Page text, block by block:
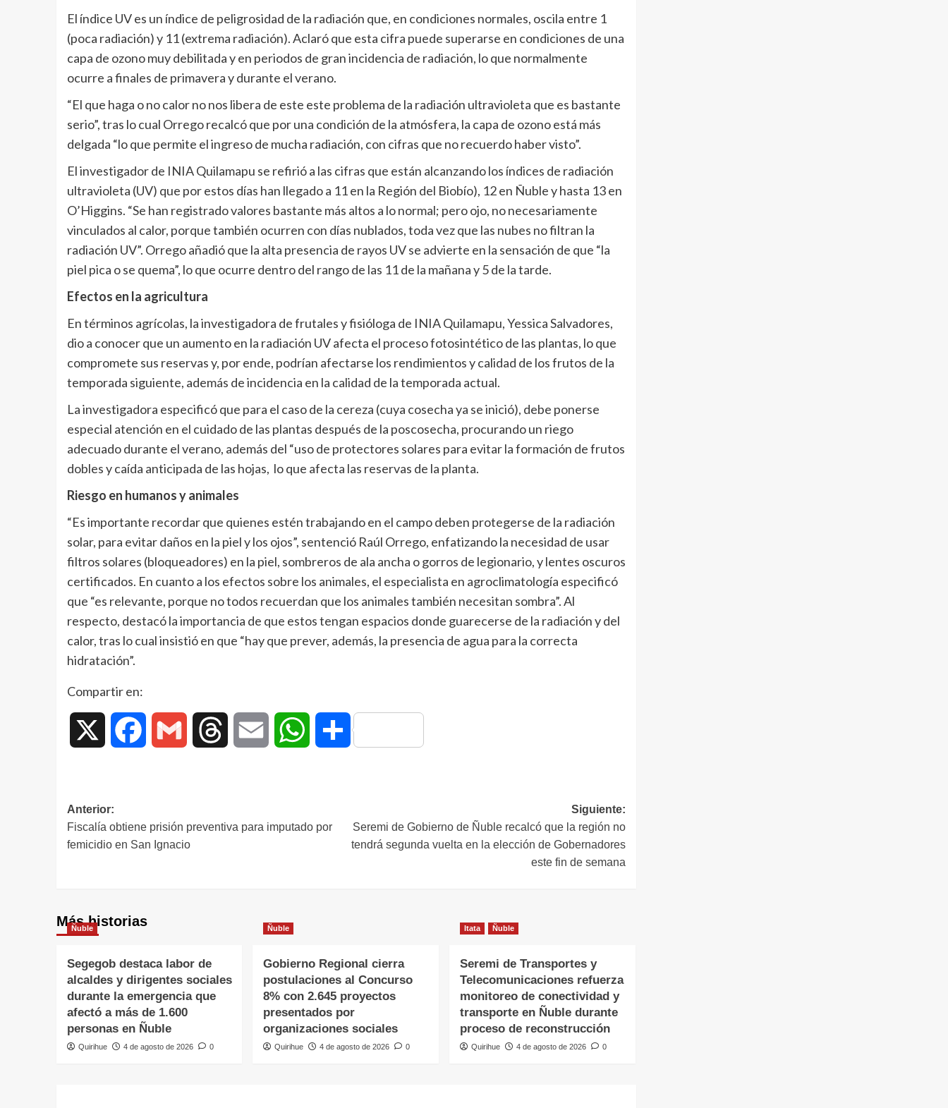
El índice UV es un índice de peligrosidad de la radiación que, en condiciones normales, oscila entre 1
(poca radiación) y 11 (extrema radiación). Aclaró que esta cifra puede superarse en condiciones de una
capa de ozono muy debilitada y en periodos de gran incidencia de radiación, lo que normalmente
ocurre a finales de primavera y durante el verano.
“El que haga o no calor no nos libera de este este problema de la radiación ultravioleta que es bastante
serio”, tras lo cual Orrego recalcó que por una condición de la atmósfera, la capa de ozono está más
delgada “lo que permite el ingreso de mucha radiación, con cifras que no recuerdo haber visto”.
El investigador de INIA Quilamapu se refirió a las cifras que están alcanzando los índices de radiación
ultravioleta (UV) que por estos días han llegado a 11 en la Región del Biobío), 12 en Ñuble y hasta 13 en
O’Higgins. “Se han registrado valores bastante más altos a lo normal; pero ojo, no necesariamente
vinculados al calor, porque también ocurren con días nublados, toda vez que las nubes no filtran la
radiación UV”. Orrego añadió que la alta presencia de rayos UV se advierte en la sensación de que “la
piel pica o se quema”, lo que ocurre dentro del rango de las 11 de la mañana y 5 de la tarde.
Efectos en la agricultura
En términos agrícolas, la investigadora de frutales y fisióloga de INIA Quilamapu, Yessica Salvadores,
dio a conocer que un aumento en la radiación UV afecta el proceso fotosintético de las plantas, lo que
compromete sus reservas y, por ende, podrían afectarse los rendimientos y calidad de los frutos de la
temporada siguiente, además de incidencia en la calidad de la temporada actual.
La investigadora especificó que para el caso de la cereza (cuya cosecha ya se inició), debe ponerse
especial atención en el cuidado de las plantas después de la poscosecha, procurando un riego
adecuado durante el verano, además del “uso de protectores solares para evitar la formación de frutos
dobles y caída anticipada de las hojas, lo que afecta las reservas de la planta.
Riesgo en humanos y animales
“Es importante recordar que quienes estén trabajando en el campo deben protegerse de la radiación
solar, para evitar daños en la piel y los ojos”, sentenció Raúl Orrego, enfatizando la necesidad de usar
filtros solares (bloqueadores) en la piel, sombreros de ala ancha o gorros de legionario, y lentes oscuros
certificados. En cuanto a los efectos sobre los animales, el especialista en agroclimatología especificó
que “es relevante, porque no todos recuerdan que los animales también necesitan sombra”. Al
respecto, destacó la importancia de que estos tengan espacios donde guarecerse de la radiación y del
calor, tras lo cual insistió en que “hay que prever, además, la presencia de agua para la correcta
hidratación”.
Compartir en:
Facebook Gmail Threads Email WhatsAppCompartir
Anterior:
Fiscalía obtiene prisión preventiva para imputado por
femicidio en San Ignacio
Siguiente:
Seremi de Gobierno de Ñuble recalcó que la región no
tendrá segunda vuelta en la elección de Gobernadores
este fin de semana
Más historias
Ñuble
Segegob destaca labor de
alcaldes y dirigentes sociales
durante la emergencia que
afectó a más de 1.600
personas en Ñuble
Quirihue 4 de agosto de 2026 0
Ñuble
Gobierno Regional cierra
postulaciones al Concurso
8% con 2.645 proyectos
presentados por
organizaciones sociales
Quirihue 4 de agosto de 2026 0
Itata Ñuble
Seremi de Transportes y
Telecomunicaciones refuerza
monitoreo de conectividad y
transporte en Ñuble durante
proceso de reconstrucción
Quirihue 4 de agosto de 2026 0